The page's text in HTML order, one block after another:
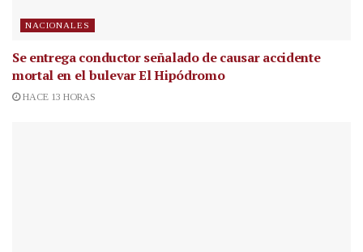
NACIONALES
Se entrega conductor señalado de causar accidente
mortal en el bulevar El Hipódromo
HACE 13 HORAS